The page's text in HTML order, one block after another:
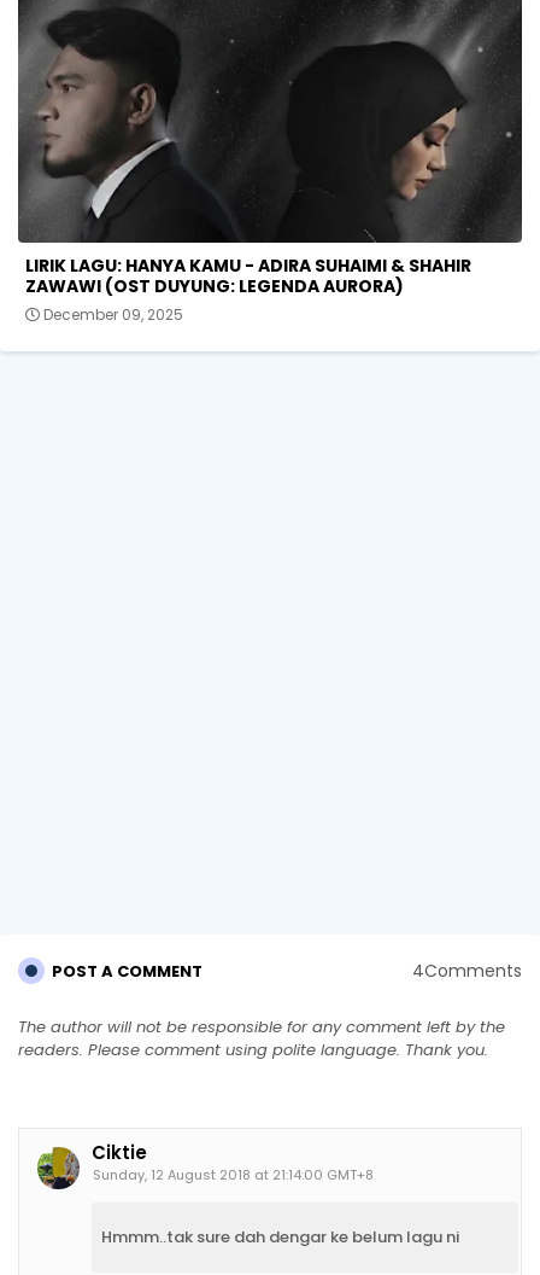
LIRIK LAGU: HANYA KAMU - ADIRA SUHAIMI & SHAHIR
ZAWAWI (OST DUYUNG: LEGENDA AURORA)
December 09, 2025
POST A COMMENT 4Comments
The author will not be responsible for any comment left by the
readers. Please comment using polite language. Thank you.
Ciktie
Sunday, 12 August 2018 at 21:14:00 GMT+8
Hmmm..tak sure dah dengar ke belum lagu ni